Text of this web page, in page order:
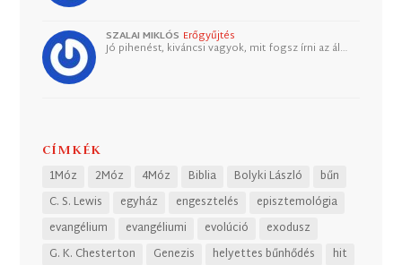
SZALAI MIKLÓS Erőgyűjtés
Jó pihenést, kiváncsi vagyok, mit fogsz írni az ál…
CÍMKÉK
1Móz 2Móz 4Móz Biblia Bolyki László
bűn
C. S. Lewis
egyház engesztelés
episztemológia
evangélium
evangéliumi evolúció
exodusz
G. K. Chesterton
Genezis helyettes bűnhődés
hit